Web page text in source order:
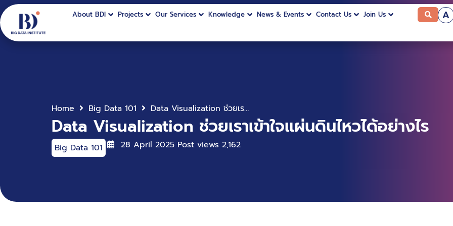
About BDI Projects Our Services Knowledge News & Events Contact Us Join Us A
Home Big Data 101 Data Visualization ช่วยเราเข้าใจแผ่นดินไหวได้อย่างไร
Data Visualization ช่วยเราเข้าใจแผ่นดินไหวได้อย่างไร
Big Data 101 28 April 2025 Post views 2,162